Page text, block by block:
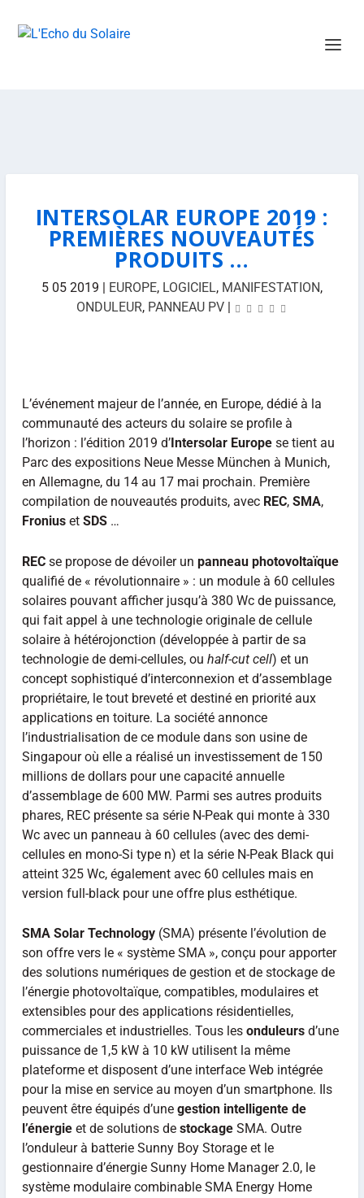
INTERSOLAR EUROPE 2019 :
PREMIÈRES NOUVEAUTÉS
PRODUITS …
5 05 2019 | EUROPE, LOGICIEL, MANIFESTATION,
ONDULEUR, PANNEAU PV|
L’événement majeur de l’année, en Europe, dédié à la
communauté des acteurs du solaire se profile à
l’horizon : l’édition 2019 d’Intersolar Europese tient au
Parc des expositions Neue Messe München à Munich,
en Allemagne, du 14 au 17 mai prochain. Première
compilation de nouveautés produits, avec REC, SMA,
Froniuset SDS…
RECse propose de dévoiler un panneau photovoltaïque
qualifié de « révolutionnaire » : un module à 60 cellules
solaires pouvant afficher jusqu’à 380 Wc de puissance,
qui fait appel à une technologie originale de cellule
solaire à hétérojonction (développée à partir de sa
technologie de demi-cellules, ou half-cut cell) et un
concept sophistiqué d’interconnexion et d’assemblage
propriétaire, le tout breveté et destiné en priorité aux
applications en toiture. La société annonce
l’industrialisation de ce module dans son usine de
Singapour où elle a réalisé un investissement de 150
millions de dollars pour une capacité annuelle
d’assemblage de 600 MW. Parmi ses autres produits
phares, REC présente sa série N-Peak qui monte à 330
Wc avec un panneau à 60 cellules (avec des demi-
cellules en mono-Si type n) et la série N-Peak Black qui
atteint 325 Wc, également avec 60 cellules mais en
version full-black pour une offre plus esthétique.
SMA Solar Technology(SMA) présente l’évolution de
son offre vers le « système SMA », conçu pour apporter
des solutions numériques de gestion et de stockage de
l’énergie photovoltaïque, compatibles, modulaires et
extensibles pour des applications résidentielles,
commerciales et industrielles. Tous les onduleursd’une
puissance de 1,5 kW à 10 kW utilisent la même
plateforme et disposent d’une interface Web intégrée
pour la mise en service au moyen d’un smartphone. Ils
peuvent être équipés d’une gestion intelligente de
l’énergieet de solutions de stockageSMA. Outre
l’onduleur à batterie Sunny Boy Storage et le
gestionnaire d’énergie Sunny Home Manager 2.0, le
système modulaire combinable SMA Energy Home